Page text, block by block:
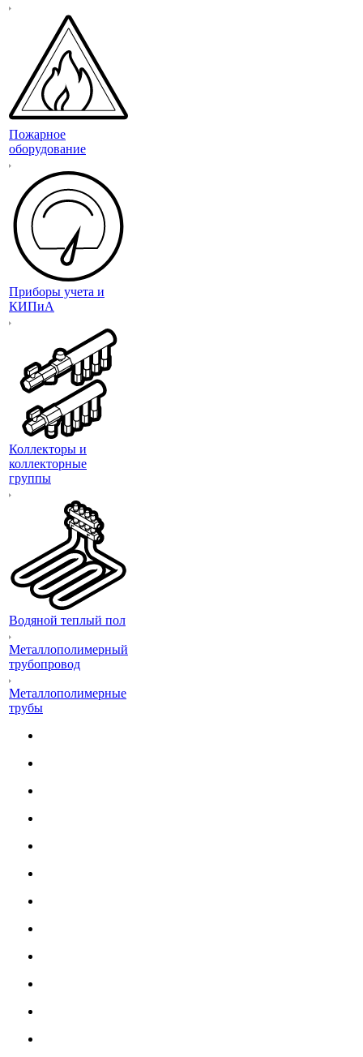
Пожарное
оборудование
Приборы учета и
КИПиА
Коллекторы и
коллекторные
группы
Водяной теплый пол
Металлополимерный
трубопровод
Металлополимерные
трубы